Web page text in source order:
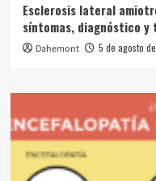
Esclerosis lateral
síntomas, diagnóstico
Dahemont 5 de agosto